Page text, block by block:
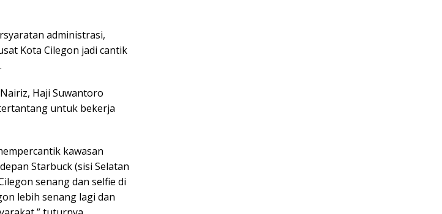
administrasi,
Kota Cilegon jadi cantik
Haji Suwantoro
untuk bekerja
kawasan
Starbuck (sisi Selatan
senang dan selfie di
lebih senang lagi dan